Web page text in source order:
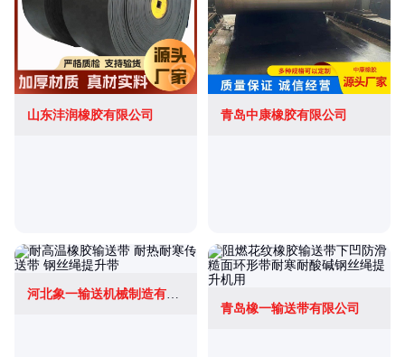
山东沣润橡胶有限公司 青岛中康橡胶有限公司
河北象一输送机械制造有限公司
青岛橡一输送带有限公司